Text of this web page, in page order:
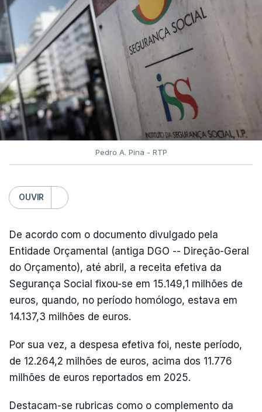
Pedro A. Pina - RTP
OUVIR
De acordo com o documento divulgado pela
Entidade Orçamental (antiga DGO -- Direção-Geral
do Orçamento), até abril, a receita efetiva da
Segurança Social fixou-se em 15.149,1 milhões de
euros, quando, no período homólogo, estava em
14.137,3 milhões de euros.
Por sua vez, a despesa efetiva foi, neste período,
de 12.264,2 milhões de euros, acima dos 11.776
milhões de euros reportados em 2025.
Destacam-se rubricas como o complemento da